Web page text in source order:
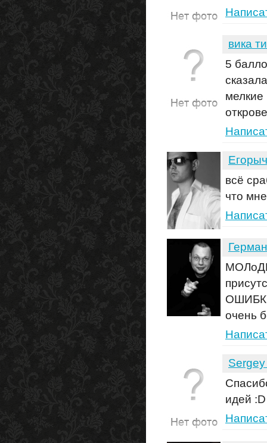
вика
5
мелкие
Егорыч
всё
что
Герман
очень
идей :D